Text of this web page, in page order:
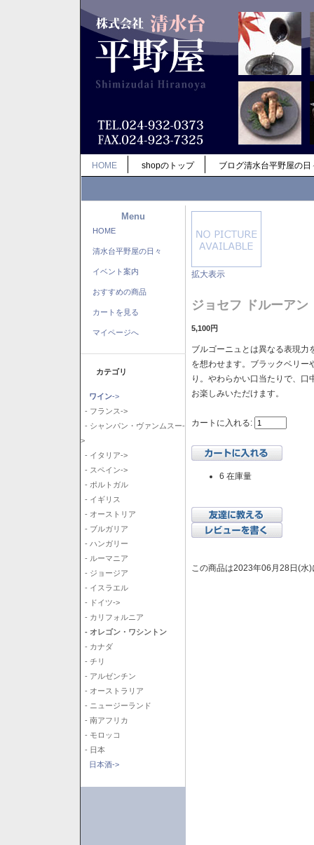
HOME shopのトップ ブログ清水台平野屋の日
Menu
HOME
清水台平野屋の日々
イベント案内
おすすめの商品
カートを見る
マイページへ
カテゴリ
ワイン->
- フランス->
- シャンパン・ヴァンムスー-
>
- イタリア->
- スペイン->
- ポルトガル
- イギリス
- オーストリア
- ブルガリア
- ハンガリー
- ルーマニア
- ジョージア
- イスラエル
- ドイツ->
- カリフォルニア
- オレゴン・ワシントン
- カナダ
- チリ
- アルゼンチン
- オーストラリア
- ニュージーランド
- 南アフリカ
- モロッコ
- 日本
日本酒->
拡大表示
ジョセフ ドルーア
5,100円
ブルゴーニュとは異なる表現力
を想わせます。ブラックベリー
り。やわらかい口当たりで、
お楽しみいただけます。
カートに入れる:
6 在庫量
この商品は2023年06月28日(水